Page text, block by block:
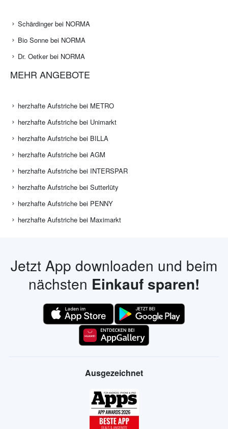
Schärdinger bei NORMA
Bio Sonne bei NORMA
Dr. Oetker bei NORMA
MEHR ANGEBOTE
herzhafte Aufstriche bei METRO
herzhafte Aufstriche bei Unimarkt
herzhafte Aufstriche bei BILLA
herzhafte Aufstriche bei AGM
herzhafte Aufstriche bei INTERSPAR
herzhafte Aufstriche bei Sutterlüty
herzhafte Aufstriche bei PENNY
herzhafte Aufstriche bei Maximarkt
Jetzt App downloaden und beim
nächsten Einkauf sparen!
Ausgezeichnet